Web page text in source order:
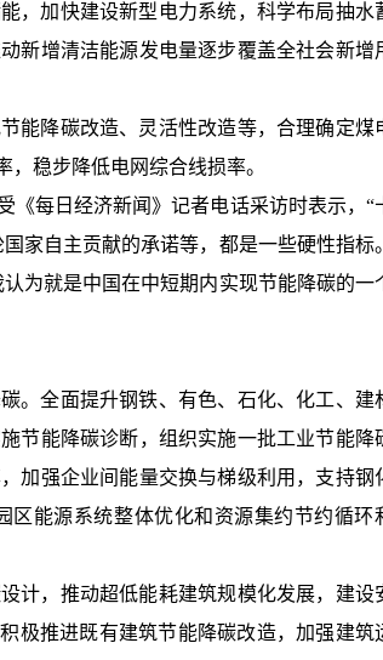
，加快建设新型电力系统，科学布局抽水
新增清洁能源发电量逐步覆盖全社会新增
能降碳改造、灵活性改造等，合理确定煤
稳步降低电网综合线损率。
《每日经济新闻》记者电话采访时表示，“
家自主贡献的承诺等，都是一些硬性指标。
为就是中国在中短期内实现节能降碳的一
。全面提升钢铁、有色、石化、化工、建
节能降碳诊断，组织实施一批工业节能降
加强企业间能量交换与梯级利用，支持钢
能源系统整体优化和资源集约节约循环
计，推动超低能耗建筑规模化发展，建设
极推进既有建筑节能降碳改造，加强建筑